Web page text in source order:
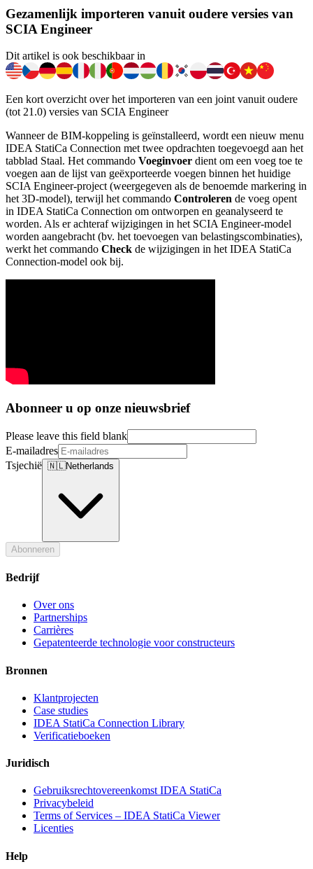
Gezamenlijk importeren vanuit oudere versies van
SCIA Engineer
Dit artikel is ook beschikbaar in
Een kort overzicht over het importeren van een joint vanuit oudere
(tot 21.0) versies van SCIA Engineer
Wanneer de BIM-koppeling is geïnstalleerd, wordt een nieuw menu
IDEA StatiCa Connection met twee opdrachten toegevoegd aan het
tabblad Staal. Het commando Voeginvoer dient om een voeg toe te
voegen aan de lijst van geëxporteerde voegen binnen het huidige
SCIA Engineer-project (weergegeven als de benoemde markering in
het 3D-model), terwijl het commando Controleren de voeg opent
in IDEA StatiCa Connection om ontworpen en geanalyseerd te
worden. Als er achteraf wijzigingen in het SCIA Engineer-model
worden aangebracht (bv. het toevoegen van belastingscombinaties),
werkt het commando Check de wijzigingen in het IDEA StatiCa
Connection-model ook bij.
Abonneer u op onze nieuwsbrief
Please leave this field blank
E-mailadres
Tsjechië 🇳🇱Netherlands
Abonneren
Bedrijf
Over ons
Partnerships
Carrières
Gepatenteerde technologie voor constructeurs
Bronnen
Klantprojecten
Case studies
IDEA StatiCa Connection Library
Verificatieboeken
Juridisch
Gebruiksrechtovereenkomst IDEA StatiCa
Privacybeleid
Terms of Services – IDEA StatiCa Viewer
Licenties
Help